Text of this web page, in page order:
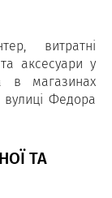
витратні
аксесуари у
в магазинах
Федора
ТА